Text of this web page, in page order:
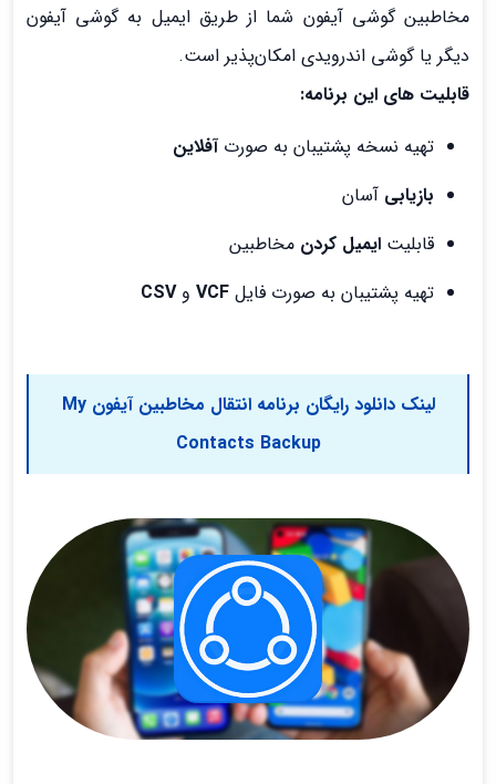
مخاطبین گوشی آیفون شما از طریق ایمیل به گوشی آیفون
دیگر یا گوشی اندرویدی امکان‌پذیر است.
قابلیت های این برنامه:
تهیه نسخه پشتیبان به صورت آفلاین
بازیابی آسان
قابلیت ایمیل کردن مخاطبین
تهیه پشتیبان به صورت فایل VCF وCSV
لینک دانلود رایگان برنامه انتقال مخاطبین آیفون My
Contacts Backup